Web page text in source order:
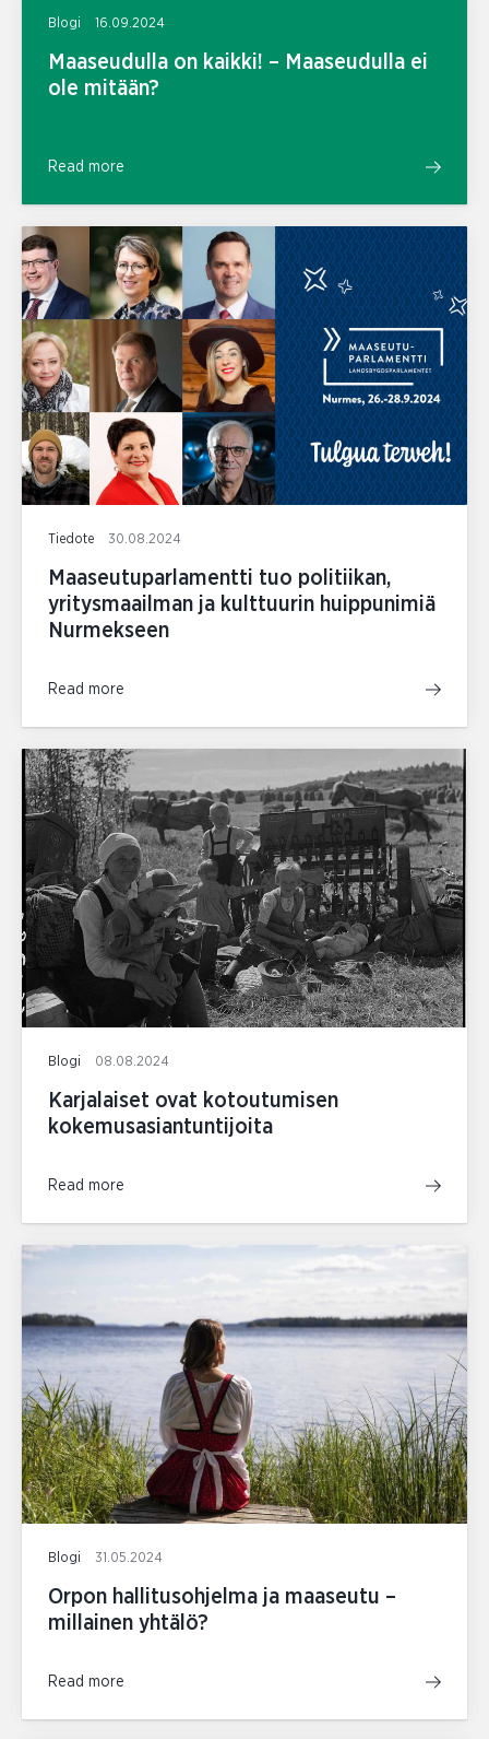
Blogi 16.09.2024
Maaseudulla on kaikki! – Maaseudulla ei
ole mitään?
Read more
Tiedote 30.08.2024
Maaseutuparlamentti tuo politiikan,
yritysmaailman ja kulttuurin huippunimiä
Nurmekseen
Read more
Blogi 08.08.2024
Karjalaiset ovat kotoutumisen
kokemusasiantuntijoita
Read more
Blogi 31.05.2024
Orpon hallitusohjelma ja maaseutu –
millainen yhtälö?
Read more